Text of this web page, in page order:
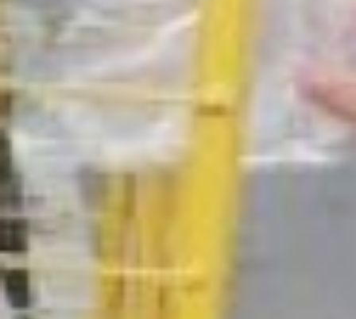
под отходы, а
переработчики
безвозмездно вывозят
утилизированный
переработку. Гарантом
размещения контейнеров
в необходимых местах
выступает министерство
ЖКХ. Такой же контейнер
недавно установили и у
жилищного ведомства.
примером показывают,
что сортировать мусор не
так сложно, как кажется.
сортировка мусора
– Всё должно идти от
себя, то есть от культуры
человека, от души, от
человека самого — это